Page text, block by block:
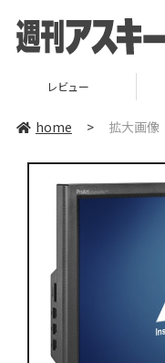
レビュー
home > 拡大画像